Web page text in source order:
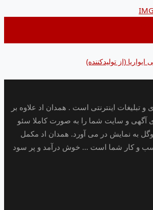
(از تولیدکننده)
و تبلیغات اینترنتی است . همدان اد علاوه بر
آگهی و سایت شما را به صورت کاملا سئو
به نمایش در می آورد. همدان اد مکمل
و کار شما است ... خوش درآمد و پر سود